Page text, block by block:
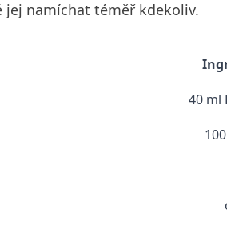
namíchat téměř kdekoliv.
40 ml